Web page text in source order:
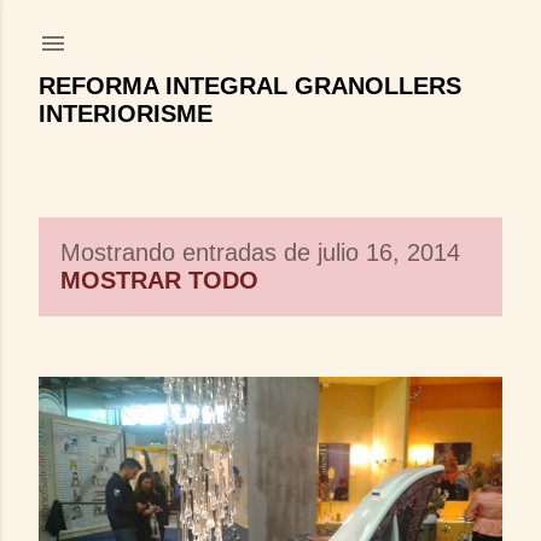
REFORMA INTEGRAL GRANOLLERS
INTERIORISME
E
n
r
a
d
a
Mostrando entradas de julio 16, 2014
MOSTRAR TODO